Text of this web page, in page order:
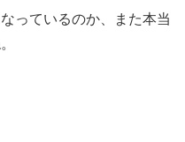
っているのか、また本当